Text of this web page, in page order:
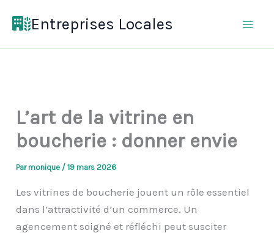
Entreprises Locales
L’art de la vitrine en
boucherie : donner envie
Parmonique /19 mars 2026
Les vitrines de boucherie jouent un rôle essentiel
dans l’attractivité d’un commerce. Un
agencement soigné et réfléchi peut susciter